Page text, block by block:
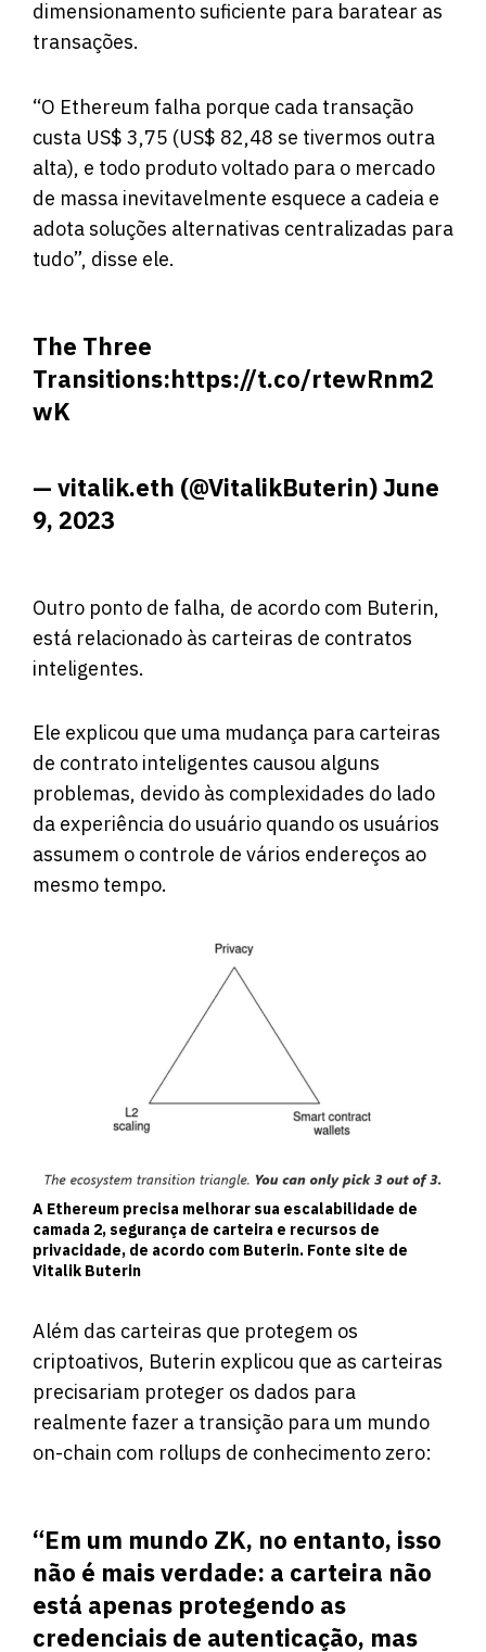
dimensionamento suficiente para baratear as
transações.
“O Ethereum falha porque cada transação
custa US$ 3,75 (US$ 82,48 se tivermos outra
alta), e todo produto voltado para o mercado
de massa inevitavelmente esquece a cadeia e
adota soluções alternativas centralizadas para
tudo”, disse ele.
The Three
Transitions:https://t.co/rtewRnm2
wK
— vitalik.eth (@VitalikButerin)June
9, 2023
Outro ponto de falha, de acordo com Buterin,
está relacionado às carteiras de contratos
inteligentes.
Ele explicou que uma mudança para carteiras
de contrato inteligentes causou alguns
problemas, devido às complexidades do lado
da experiência do usuário quando os usuários
assumem o controle de vários endereços ao
mesmo tempo.
A Ethereum precisa melhorar sua escalabilidade de
camada 2, segurança de carteira e recursos de
privacidade, de acordo com Buterin. Fonte site de
Vitalik Buterin
Além das carteiras que protegem os
criptoativos, Buterin explicou que as carteiras
precisariam proteger os dados para
realmente fazer a transição para um mundo
on-chain com rollups de conhecimento zero:
“Em um mundo ZK, no entanto, isso
não é mais verdade: a carteira não
está apenas protegendo as
credenciais de autenticação, mas